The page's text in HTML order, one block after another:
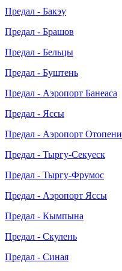
Предал - Бакэу
Предал - Брашов
Предал - Бельцы
Предал - Буштень
Предал - Аэропорт Банеаса
Предал - Яссы
Предал - Аэропорт Отопени
Предал - Тыргу-Секуеск
Предал - Тыргу-Фрумос
Предал - Аэропорт Яссы
Предал - Кымпына
Предал - Скулень
Предал - Синая